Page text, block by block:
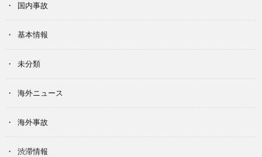
国内事故
基本情報
未分類
海外ニュース
海外事故
渋滞情報